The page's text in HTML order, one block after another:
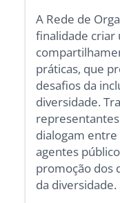
A Rede de
finalidade criar
práticas, que
desafios da
diversidade.
dialogam entre
agentes
promoção dos
da diversidade.